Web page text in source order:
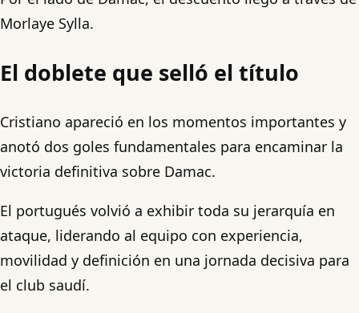
Morlaye Sylla.
El doblete que selló el título
Cristiano apareció en los momentos importantes y
anotó dos goles fundamentales para encaminar la
victoria definitiva sobre Damac.
El portugués volvió a exhibir toda su jerarquía en
ataque, liderando al equipo con experiencia,
movilidad y definición en una jornada decisiva para
el club saudí.